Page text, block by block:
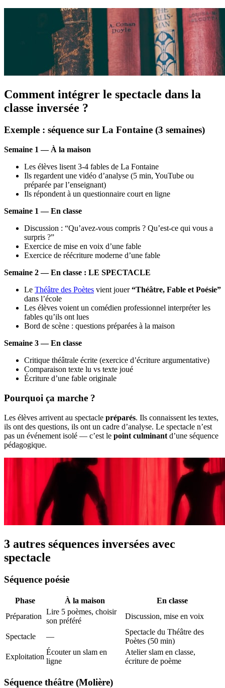
Comment intégrer le spectacle dans la
classe inversée ?
Exemple : séquence sur La Fontaine (3 semaines)
Semaine 1 — À la maison
Les élèves lisent 3-4 fables de La Fontaine
Ils regardent une vidéo d’analyse (5 min, YouTube ou
préparée par l’enseignant)
Ils répondent à un questionnaire court en ligne
Semaine 1 — En classe
Discussion : “Qu’avez-vous compris ? Qu’est-ce qui vous a
surpris ?”
Exercice de mise en voix d’une fable
Exercice de réécriture moderne d’une fable
Semaine 2 — En classe : LE SPECTACLE
Le Théâtre des Poètes vient jouer“Théâtre, Fable et Poésie”
dans l’école
Les élèves voient un comédien professionnel interpréter les
fables qu’ils ont lues
Bord de scène : questions préparées à la maison
Semaine 3 — En classe
Critique théâtrale écrite (exercice d’écriture argumentative)
Comparaison texte lu vs texte joué
Écriture d’une fable originale
Pourquoi ça marche ?
Les élèves arrivent au spectacle préparés. Ils connaissent les textes,
ils ont des questions, ils ont un cadre d’analyse. Le spectacle n’est
pas un événement isolé — c’est le point culminant d’une séquence
pédagogique.
3 autres séquences inversées avec
spectacle
Séquence poésie
Phase À la maison
En classe
Préparation
Lire 5 poèmes, choisir
son préféré
Discussion, mise en voix
Spectacle —
Spectacle du Théâtre des
Poètes (50 min)
Exploitation
Écouter un slam en
ligne
Atelier slam en classe,
écriture de poème
Séquence théâtre (Molière)